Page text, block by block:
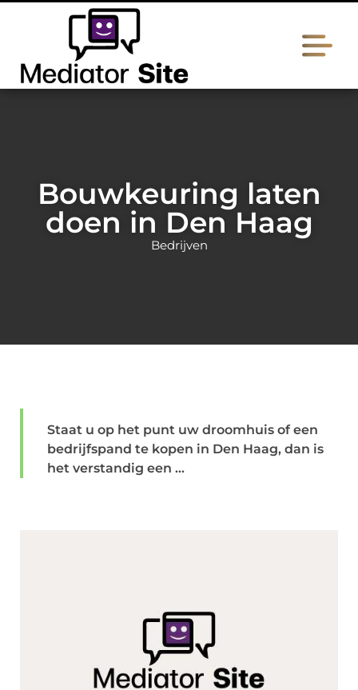
Bouwkeuring laten
doen in Den Haag
Bedrijven
Staat u op het punt uw droomhuis of een
bedrijfspand te kopen in Den Haag, dan is
het verstandig een ...